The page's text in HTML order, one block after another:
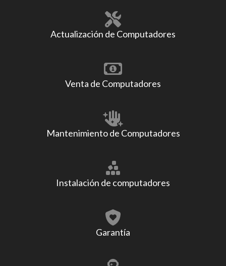
Actualización de Computadores
Venta de Computadores
Mantenimiento de Computadores
Instalación de computadores
Garantía